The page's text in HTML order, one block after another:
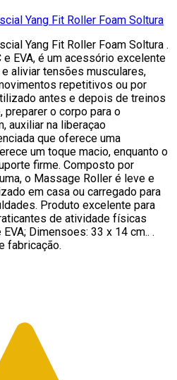
Yang Fit Roller Foam Soltura
Yang Fit Roller Foam Soltura .
EVA, é um acessório excelente
aliviar tensões musculares,
repetitivos ou por
antes e depois de treinos
preparer o corpo para o
auxiliar na liberaçao
que oferece uma
um toque macio, enquanto o
firme. Composto por
o Massage Roller é leve e
em casa ou carregado para
Produto excelente para
de atividade físicas
Dimensoes: 33 x 14 cm.. .
fabricação.